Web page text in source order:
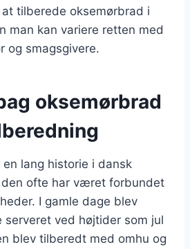
tilberede oksemørbrad i
man kan variere retten med
og smagsgivere.
oksemørbrad
lang historie i dansk
den ofte har været forbundet
I gamle dage blev
serveret ved højtider som jul
blev tilberedt med omhu og